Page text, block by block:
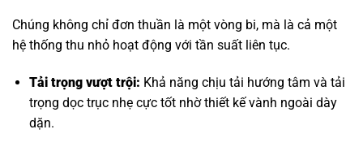
Chúng không chỉ đơn thuần là một vòng bi, mà là cả một
hệ thống thu nhỏ hoạt động với tần suất liên tục.
Tải trọng vượt trội: Khả năng chịu tải hướng tâm và tải
trọng dọc trục nhẹ cực tốt nhờ thiết kế vành ngoài dày
dặn.